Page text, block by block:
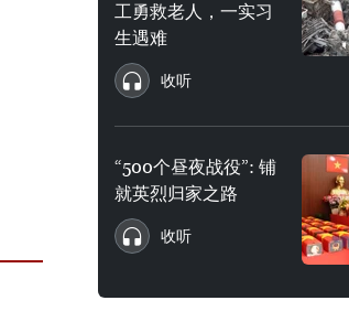
工勇救老人，一实习
生遇难
收听
“500个昼夜战役”: 铺
就英烈归家之路
收听